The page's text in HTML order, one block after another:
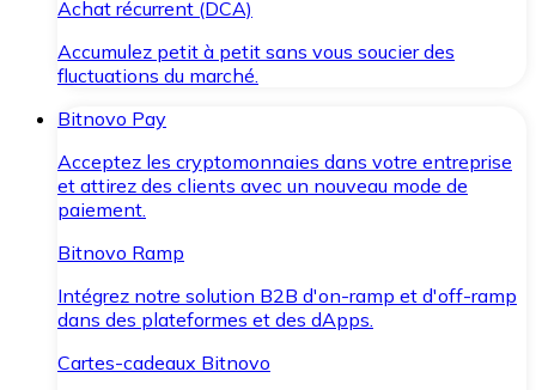
Achat récurrent (DCA)
Accumulez petit à petit sans vous soucier des
fluctuations du marché.
Bitnovo Pay
Acceptez les cryptomonnaies dans votre entreprise
et attirez des clients avec un nouveau mode de
paiement.
Bitnovo Ramp
Intégrez notre solution B2B d'on-ramp et d'off-ramp
dans des plateformes et des dApps.
Cartes-cadeaux Bitnovo